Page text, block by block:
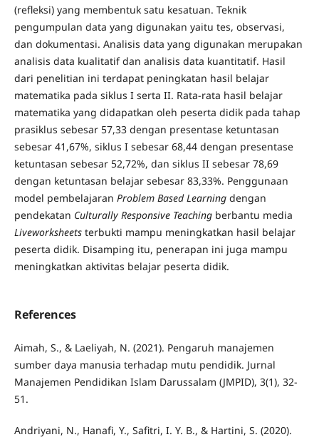
(refleksi) yang membentuk satu kesatuan. Teknik
pengumpulan data yang digunakan yaitu tes, observasi,
dan dokumentasi. Analisis data yang digunakan merupakan
analisis data kualitatif dan analisis data kuantitatif. Hasil
dari penelitian ini terdapat peningkatan hasil belajar
matematika pada siklus I serta II. Rata-rata hasil belajar
matematika yang didapatkan oleh peserta didik pada tahap
prasiklus sebesar 57,33 dengan presentase ketuntasan
sebesar 41,67%, siklus I sebesar 68,44 dengan presentase
ketuntasan sebesar 52,72%, dan siklus II sebesar 78,69
dengan ketuntasan belajar sebesar 83,33%. Penggunaan
model pembelajaran Problem Based Learning dengan
pendekatan Culturally Responsive Teaching berbantu media
Liveworksheets terbukti mampu meningkatkan hasil belajar
peserta didik. Disamping itu, penerapan ini juga mampu
meningkatkan aktivitas belajar peserta didik.
References
Aimah, S., & Laeliyah, N. (2021). Pengaruh manajemen
sumber daya manusia terhadap mutu pendidik. Jurnal
Manajemen Pendidikan Islam Darussalam (JMPID), 3(1), 32-
51.
Andriyani, N., Hanafi, Y., Safitri, I. Y. B., & Hartini, S. (2020).